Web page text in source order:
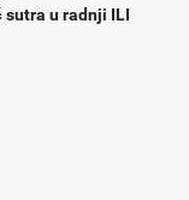
sutra u radnji ILI